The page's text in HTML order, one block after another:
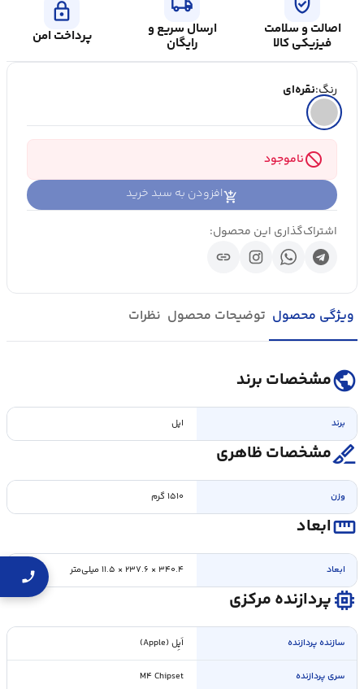
اصالت و سلامت
فیزیکی کالا
ارسال سریع و
رایگان
lock
پرداخت امن
رنگ:نقره‌ای
blockناموجود
افزودن به سبد خرید
اشتراک‌گذاری این محصول:
link
ویژگی محصول توضیحات محصول نظرات
publicمشخصات برند
برند اپل
surgicalمشخصات ظاهری
وزن ۱۵۱۰ گرم
straightenابعاد
ابعاد ۳۴۰.۴ × ۲۳۷.۶ × ۱۱.۵ میلی‌متر
memoryپردازنده مرکزی
سازنده پردازنده اَپِل (Apple)
سری پردازنده M۴ Chipset